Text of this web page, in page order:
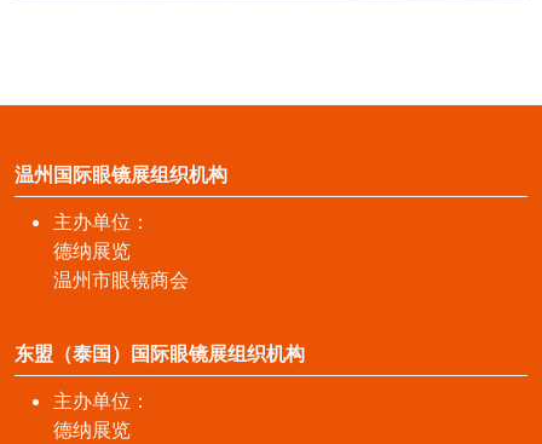
温州国际眼镜展组织机构
主办单位：
德纳展览
温州市眼镜商会
东盟（泰国）国际眼镜展组织机构
主办单位：
德纳展览